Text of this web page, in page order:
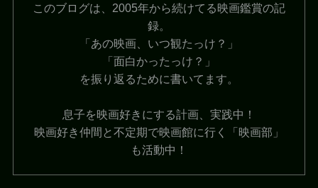
このブログは、2005年から続けてる映画鑑賞の記
録。
「あの映画、いつ観たっけ？」
「面白かったっけ？」
を振り返るために書いてます。
息子を映画好きにする計画、実践中！
映画好き仲間と不定期で映画館に行く「映画部」
も活動中！